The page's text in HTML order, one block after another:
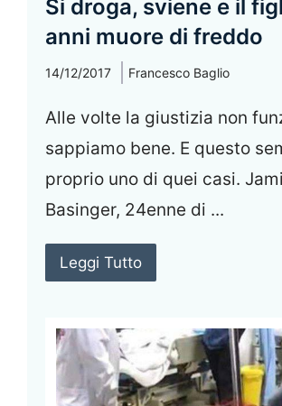
Si droga, sviene e il
anni muore di freddo
14/12/2017 Francesco Baglio
Alle volte la giustizia non
sappiamo bene. E questo
proprio uno di quei casi.
Basinger, 24enne di ...
Leggi Tutto